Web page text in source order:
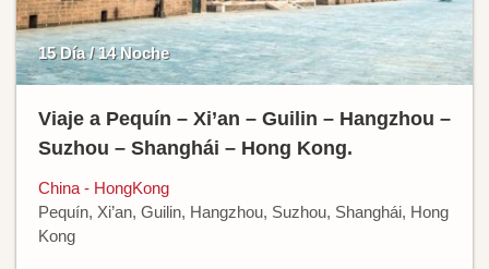
15 Día / 14 Noche
Viaje a Pequín – Xi’an – Guilin – Hangzhou –
Suzhou – Shanghái – Hong Kong.
China - HongKong
Pequín, Xi’an, Guilin, Hangzhou, Suzhou, Shanghái, Hong
Kong